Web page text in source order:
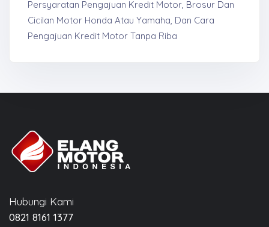
Persyaratan Pengajuan Kredit Motor, Brosur Dan
Cicilan Motor Honda Atau Yamaha, Dan Cara
Pengajuan Kredit Motor Tanpa Riba
Hubungi Kami
0821 8161 1377